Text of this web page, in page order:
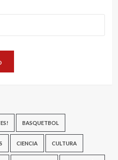
BASQUETBOL
CIENCIA CULTURA